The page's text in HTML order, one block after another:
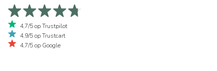
4,7/5 op Trustpilot
4,9/5 op Trustcart
4,7/5 op Google